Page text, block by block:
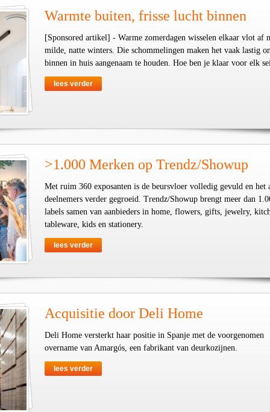
Warmte buiten, frisse lucht binnen
[Sponsored artikel] - Warme zomerdagen wisselen elkaar vlot af
milde, natte winters. Die schommelingen maken het vaak lastig
binnen in huis aangenaam te houden. Hoe ben je klaar voor elk
lees verder
>1.000 Merken op Trendz/Showup
Met ruim 360 exposanten is de beursvloer volledig gevuld en het
deelnemers verder gegroeid. Trendz/Showup brengt meer dan
labels samen van aanbieders in home, flowers, gifts, jewelry,
tableware, kids en stationery.
lees verder
Acquisitie door Deli Home
Deli Home versterkt haar positie in Spanje met de voorgenomen
overname van Amargós, een fabrikant van deurkozijnen.
lees verder